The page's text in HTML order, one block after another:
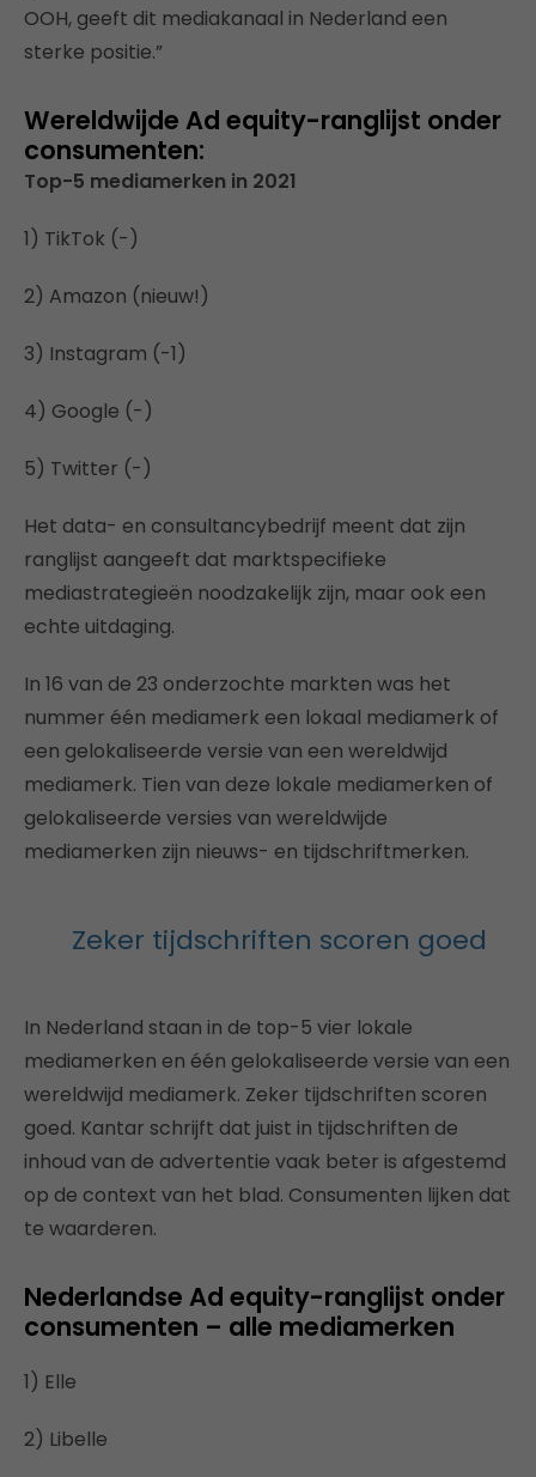
OOH, geeft dit mediakanaal in Nederland een
sterke positie.”
Wereldwijde Ad equity-ranglijst onder
consumenten:
Top-5 mediamerken in 2021
1) TikTok (-)
2) Amazon (nieuw!)
3) Instagram (-1)
4) Google (-)
5) Twitter (-)
Het data- en consultancybedrijf meent dat zijn
ranglijst aangeeft dat marktspecifieke
mediastrategieën noodzakelijk zijn, maar ook een
echte uitdaging.
In 16 van de 23 onderzochte markten was het
nummer één mediamerk een lokaal mediamerk of
een gelokaliseerde versie van een wereldwijd
mediamerk. Tien van deze lokale mediamerken of
gelokaliseerde versies van wereldwijde
mediamerken zijn nieuws- en tijdschriftmerken.
Zeker tijdschriften scoren goed
In Nederland staan in de top-5 vier lokale
mediamerken en één gelokaliseerde versie van een
wereldwijd mediamerk. Zeker tijdschriften scoren
goed. Kantar schrijft dat juist in tijdschriften de
inhoud van de advertentie vaak beter is afgestemd
op de context van het blad. Consumenten lijken dat
te waarderen.
Nederlandse Ad equity-ranglijst onder
consumenten – alle mediamerken
1) Elle
2) Libelle